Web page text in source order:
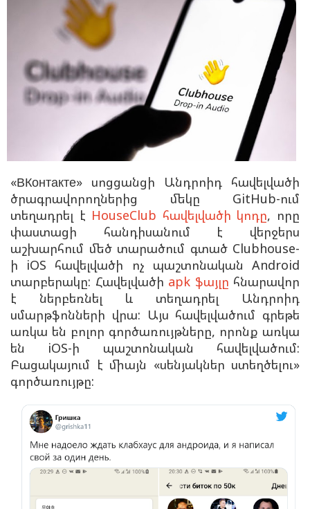
«ВКонтакте» սոցցանցի Անդրոիդ հավելվածի
ծրագրավորողներից մեկը GitHub-ում
տեղադրել է HouseClub հավելվածի կոդը, որը
փաստացի հանդիսանում է վերջերս
աշխարհում մեծ տարածում գտած Clubhouse-
ի iOS հավելվածի ոչ պաշտոնական Android
տարբերակը: Հավելվածի apk ֆայլը հնարավոր
է ներբեռնել և տեղադրել Անդրոիդ
սմարթֆոնների վրա: Այս հավելվածում գրեթե
առկա են բոլոր գործառույթները, որոնք առկա
են iOS-ի պաշտոնական հավելվածում:
Բացակայում է միայն «սենյակներ ստեղծելու»
գործառույթը: